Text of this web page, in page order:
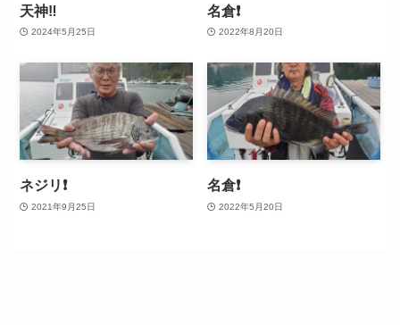
天神‼️
2024年5月25日
名倉❗
2022年8月20日
ネジリ❗
2021年9月25日
名倉❗
2022年5月20日